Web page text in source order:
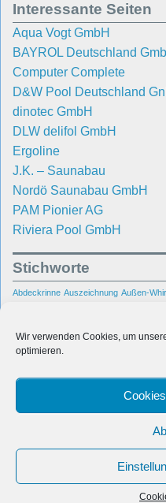
Wir verwenden Cookies, um
optimieren.
Interessante Seiten
Aqua Vogt GmbH
BAYROL Deutschland
Computer Complete
D&W Pool Deutschland
dinotec GmbH
DLW delifol GmbH
Ergoline
J.K. – Saunabau
Nordö Saunabau GmbH
PAM Pionier AG
Riviera Pool GmbH
Stichworte
Abdeckrinne Auszeichnung Außen-
Pool Poolbau Poolsanierung
Main-Gebiet
© 2026Dauber